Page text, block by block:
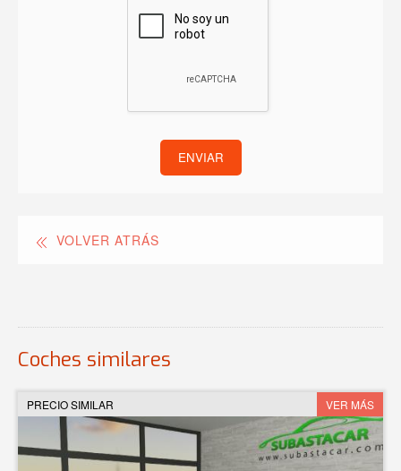
ENVIAR
VOLVER ATRÁS
Coches similares
PRECIO SIMILAR VER MÁS